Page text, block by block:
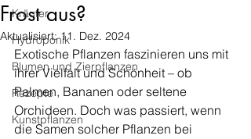
Kräuter
Hydroponik
Blumen und Zierpflanzen
Rezepte
Kunstpflanzen
Frost aus?
Aktualisiert:11. Dez. 2024
Exotische Pflanzen faszinieren uns mit
ihrer Vielfalt und Schönheit – ob
Palmen, Bananen oder seltene
Orchideen. Doch was passiert, wenn
die Samen solcher Pflanzen bei